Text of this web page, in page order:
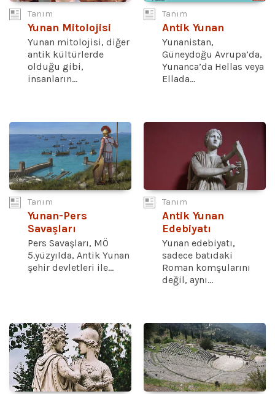
Tanım
Yunan Mitolojisi
Yunan mitolojisi, diğer
antik kültürlerde
olduğu gibi,
insanların...
Tanım
Antik Yunan
Yunanistan,
Güneydoğu Avrupa’da,
Yunanca’da Hellas veya
Ellada...
Tanım
Yunan-Pers
Savaşları
Pers Savaşları, MÖ
5.yüzyılda, Antik Yunan
şehir devletleri ile...
Tanım
Antik Yunan
Edebiyatı
Yunan edebiyatı,
sadece batıdaki
Roman komşularını
değil, aynı...